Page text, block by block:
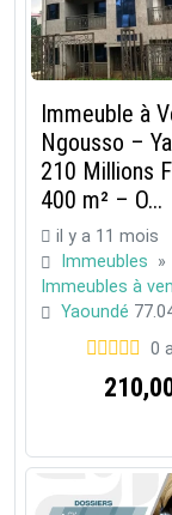
Immeuble à
Ngousso –
210 Millions
400 m² – O...
il y a 11 mois
Immeubles »
Immeubles à
Yaoundé
0